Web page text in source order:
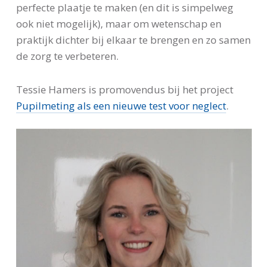
perfecte plaatje te maken (en dit is simpelweg
ook niet mogelijk), maar om wetenschap en
praktijk dichter bij elkaar te brengen en zo samen
de zorg te verbeteren.
Tessie Hamers is promovendus bij het project
Pupilmeting als een nieuwe test voor neglect.